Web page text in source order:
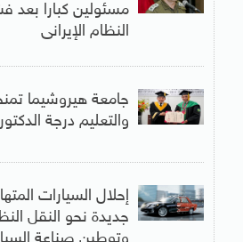
مسئولين كبارا
النظام الإيرانى
جامعة هيروشيما تمنح
والتعليم درجة
إحلال السيارات
جديدة نحو النقل